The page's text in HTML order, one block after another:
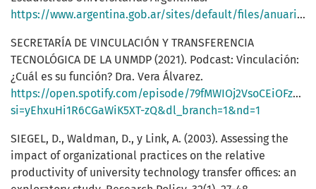
https://www.argentina.gob.ar/sites/default/files/anuario_2015_2.pdf
SECRETARÍA DE VINCULACIÓN Y TRANSFERENCIA
TECNOLÓGICA DE LA UNMDP (2021). Podcast: Vinculación:
¿Cuál es su función? Dra. Vera Álvarez.
https://open.spotify.com/episode/
si=yEhxuHi1R6CGaWiK5XT-zQ&dl_branch=1&nd=1
SIEGEL, D., Waldman, D., y Link, A. (2003). Assessing the
impact of organizational practices on the relative
productivity of university technology transfer offices: an